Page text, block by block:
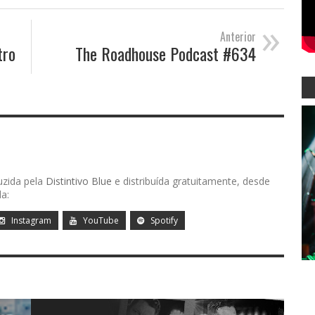
»
Anterior
The Roadhouse Podcast #634
pela Distintivo Blue e distribuída gratuitamente, desde
Instagram YouTube Spotify